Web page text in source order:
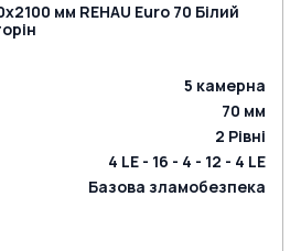
мм REHAU Euro 70 Білий
5 камерна
70 мм
2 Рівні
4 LE - 16 - 4 - 12 - 4 LE
Базова зламобезпека